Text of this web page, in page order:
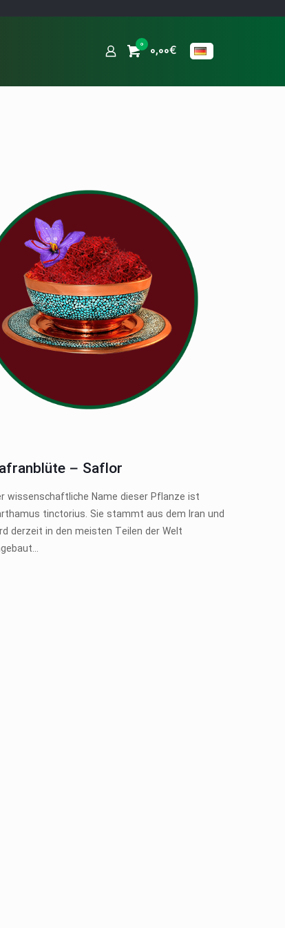
0 0,00€
– Saflor
wissenschaftliche Name dieser Pflanze ist
tinctorius. Sie stammt aus dem Iran und
derzeit in den meisten Teilen der Welt